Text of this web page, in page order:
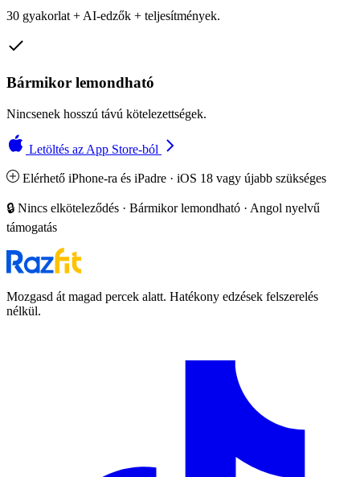
30 gyakorlat + AI-edzők + teljesítmények.
Bármikor lemondható
Nincsenek hosszú távú kötelezettségek.
Letöltés az App Store-ból
Elérhető iPhone-ra és iPadre · iOS 18 vagy újabb szükséges
🔒 Nincs elköteleződés · Bármikor lemondható · Angol nyelvű
támogatás
Mozgasd át magad percek alatt. Hatékony edzések felszerelés
nélkül.